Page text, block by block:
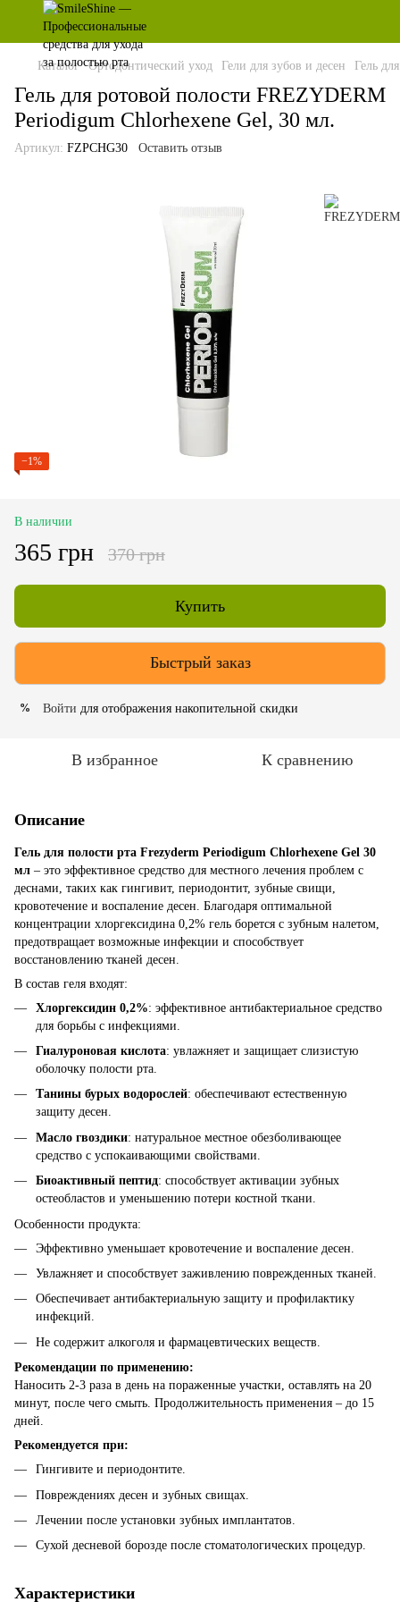
Каталог Ортодонтический уход Гели для зубов и десен Гель
Гель для ротовой полости FREZYDERM
Periodigum Chlorhexene Gel, 30 мл.
Артикул: FZPCHG30 Оставить отзыв
−1%
В наличии
365 грн 370 грн
Купить
Быстрый заказ
% Войти для отображения накопительной скидки
В избранное К сравнению
Описание
Гель для полости рта Frezyderm Periodigum Chlorhexene Gel 30
мл – это эффективное средство для местного лечения проблем с
деснами, таких как гингивит, периодонтит, зубные свищи,
кровотечение и воспаление десен. Благодаря оптимальной
концентрации хлоргексидина 0,2% гель борется с зубным налетом,
предотвращает возможные инфекции и способствует
восстановлению тканей десен.
В состав геля входят:
Хлоргексидин 0,2%: эффективное антибактериальное средство
для борьбы с инфекциями.
Гиалуроновая кислота: увлажняет и защищает слизистую
оболочку полости рта.
Танины бурых водорослей: обеспечивают естественную
защиту десен.
Масло гвоздики: натуральное местное обезболивающее
средство с успокаивающими свойствами.
Биоактивный пептид: способствует активации зубных
остеобластов и уменьшению потери костной ткани.
Особенности продукта:
Эффективно уменьшает кровотечение и воспаление десен.
Увлажняет и способствует заживлению поврежденных тканей.
Обеспечивает антибактериальную защиту и профилактику
инфекций.
Не содержит алкоголя и фармацевтических веществ.
Рекомендации по применению:
Наносить 2-3 раза в день на пораженные участки, оставлять на 20
минут, после чего смыть. Продолжительность применения – до 15
дней.
Рекомендуется при:
Гингивите и периодонтите.
Повреждениях десен и зубных свищах.
Лечении после установки зубных имплантатов.
Сухой десневой борозде после стоматологических процедур.
Характеристики